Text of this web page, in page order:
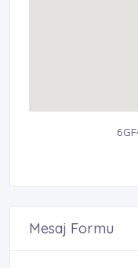
Mesaj Formu